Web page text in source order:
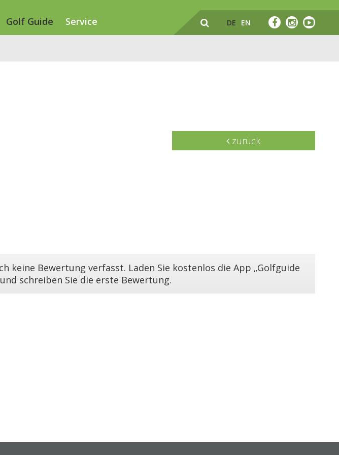
Golf Guide Service DE EN
zurück
keine Bewertung verfasst. Laden Sie kostenlos die App „Golfguide
und schreiben Sie die erste Bewertung.